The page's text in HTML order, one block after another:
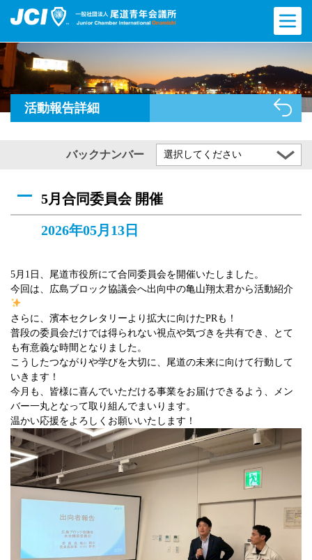
活動報告詳細
バックナンバー 選択してください
5月合同委員会 開催
2026年05月13日
5月1日、尾道市役所にて合同委員会を開催いたしました。
今回は、広島ブロック協議会へ出向中の亀山翔太君から活動紹介
さらに、濱本セクレタリーより拡大に向けたPRも！
普段の委員会だけでは得られない視点や気づきを共有でき、とて
も有意義な時間となりました。
こうしたつながりや学びを大切に、尾道の未来に向けて行動して
いきます！
今月も、皆様に喜んでいただける事業をお届けできるよう、メン
バー一丸となって取り組んでまいります。
温かい応援をよろしくお願いいたします！